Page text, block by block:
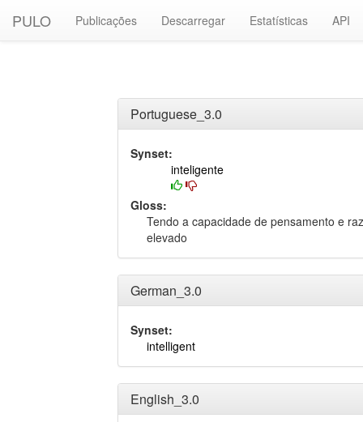
PULO Publicações Descarregar Estatísticas API
Portuguese_3.0
Synset:
inteligente
Gloss:
Tendo a capacidade de pensamento e
elevado
German_3.0
Synset:
intelligent
English_3.0